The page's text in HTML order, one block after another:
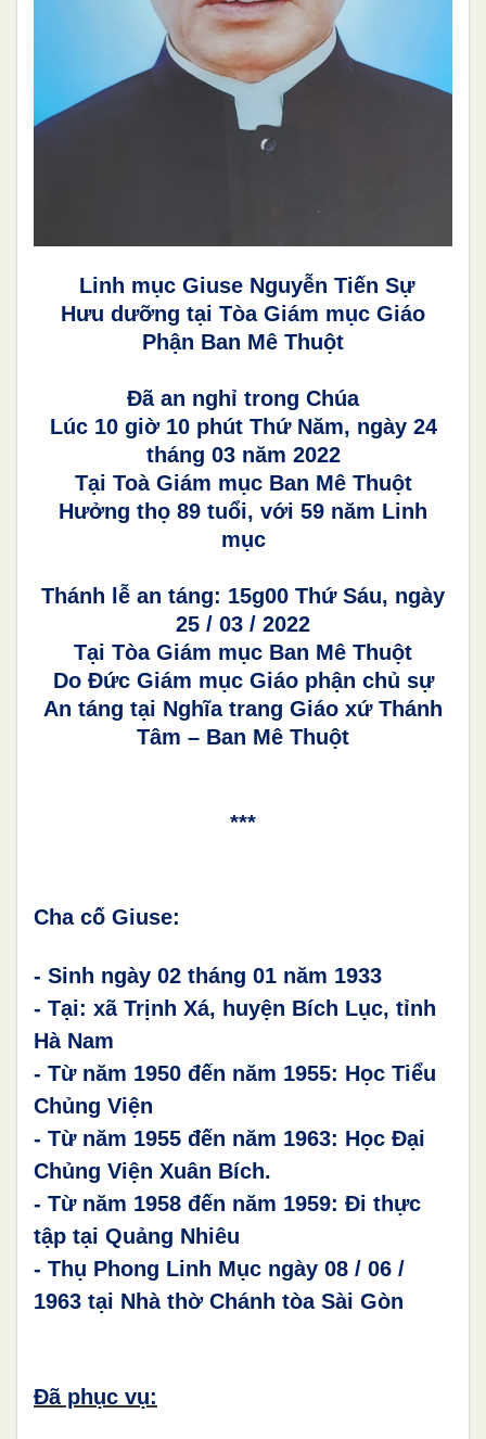
Linh mục Giuse Nguyễn Tiến Sự
Hưu dưỡng tại Tòa Giám mục Giáo
Phận Ban Mê Thuột
Đã an nghỉ trong Chúa
Lúc 10 giờ 10 phút Thứ Năm, ngày 24
tháng 03 năm 2022
Tại Toà Giám mục Ban Mê Thuột
Hưởng thọ 89 tuổi, với 59 năm Linh
mục
Thánh lễ an táng: 15g00 Thứ Sáu, ngày
25 / 03 / 2022
Tại Tòa Giám mục Ban Mê Thuột
Do Đức Giám mục Giáo phận chủ sự
An táng tại Nghĩa trang Giáo xứ Thánh
Tâm – Ban Mê Thuột
***
Cha cố Giuse:
- Sinh ngày 02 tháng 01 năm 1933
- Tại: xã Trịnh Xá, huyện Bích Lục, tỉnh
Hà Nam
- Từ năm 1950 đến năm 1955: Học Tiểu
Chủng Viện
- Từ năm 1955 đến năm 1963: Học Đại
Chủng Viện Xuân Bích.
- Từ năm 1958 đến năm 1959: Đi thực
tập tại Quảng Nhiêu
- Thụ Phong Linh Mục ngày 08 / 06 /
1963 tại Nhà thờ Chánh tòa Sài Gòn
Đã phục vụ: